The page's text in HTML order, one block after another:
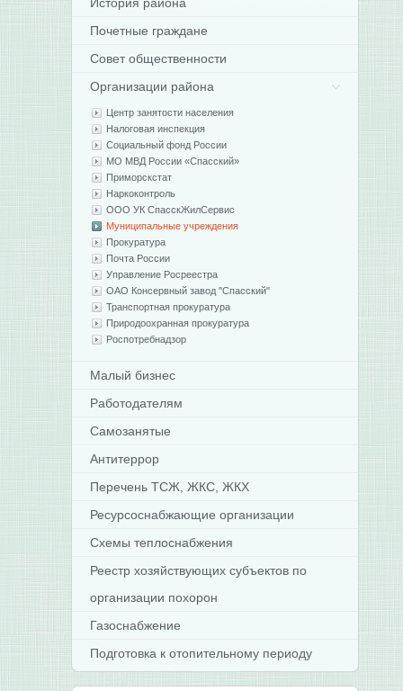
Почетные граждане
Совет общественности
Организации района
Центр занятости населения
Налоговая инспекция
Социальный фонд России
МО МВД России «Спасский»
Приморскстат
Наркоконтроль
ООО УК СпасскЖилСервис
Муниципальные учреждения
Прокуратура
Почта России
Управление Росреестра
ОАО Консервный завод "Спасский"
Транспортная прокуратура
Природоохранная прокуратура
Роспотребнадзор
Малый бизнес
Работодателям
Самозанятые
Антитеррор
Перечень ТСЖ, ЖКС, ЖКХ
Ресурсоснабжающие организации
Схемы теплоснабжения
Реестр хозяйствующих субъектов по
организации похорон
Газоснабжение
Подготовка к отопительному периоду